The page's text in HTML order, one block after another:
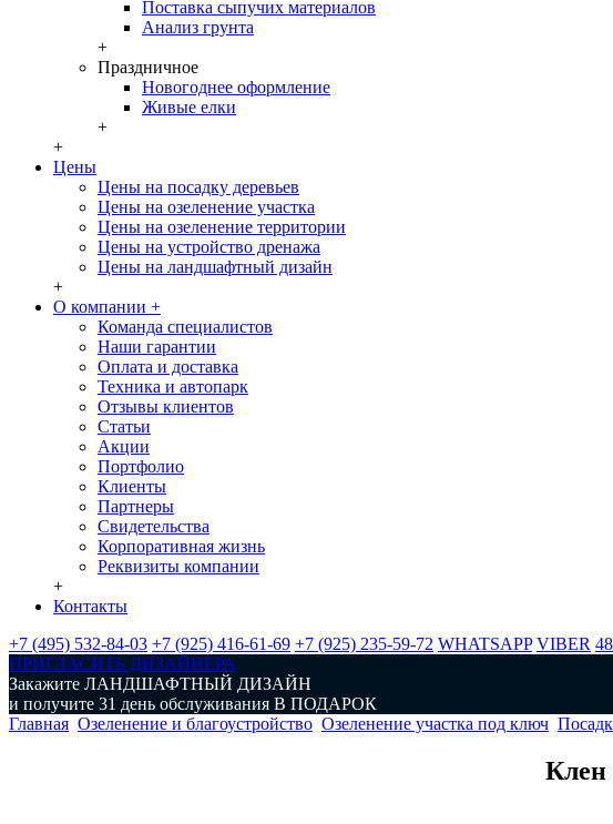
Поставка сыпучих материалов
Анализ грунта
+
Праздничное
Новогоднее оформление
Живые елки
+
+
Цены
Цены на посадку деревьев
Цены на озеленение участка
Цены на озеленение территории
Цены на устройство дренажа
Цены на ландшафтный дизайн
+
О компании +
Команда специалистов
Наши гарантии
Оплата и доставка
Техника и автопарк
Отзывы клиентов
Статьи
Акции
Портфолио
Клиенты
Партнеры
Свидетельства
Корпоративная жизнь
Реквизиты компании
+
Контакты
+7 (495) 532-84-03 +7 (925) 416-61-69 +7 (925) 235-59-72 WHATSAPP VIBER
ПРИГЛАСИТЬ ДИЗАЙНЕРА
Закажите ЛАНДШАФТНЫЙ ДИЗАЙН
и получите 31 день обслуживания В ПОДАРОК
Главная Озеленение и благоустройство Озеленение участка под ключ
Клен